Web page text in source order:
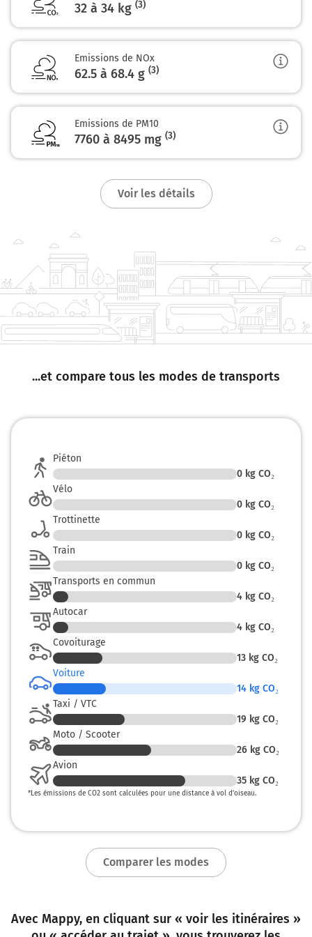
32 à 34 kg (3)
Emissions de NOx
62.5 à 68.4 g (3)
Emissions de PM10
7760 à 8495 mg (3)
Voir les détails
...et compare tous les modes de transports
Piéton
0 kg CO₂
Vélo
0 kg CO₂
Trottinette
0 kg CO₂
Train
0 kg CO₂
Transports en commun
4 kg CO₂
Autocar
4 kg CO₂
Covoiturage
13 kg CO₂
Voiture
14 kg CO₂
Taxi / VTC
19 kg CO₂
Moto / Scooter
26 kg CO₂
Avion
35 kg CO₂
*Les émissions de CO2 sont calculées pour une distance à vol d’oiseau.
Comparer les modes
Avec Mappy, en cliquant sur « voir les itinéraires »